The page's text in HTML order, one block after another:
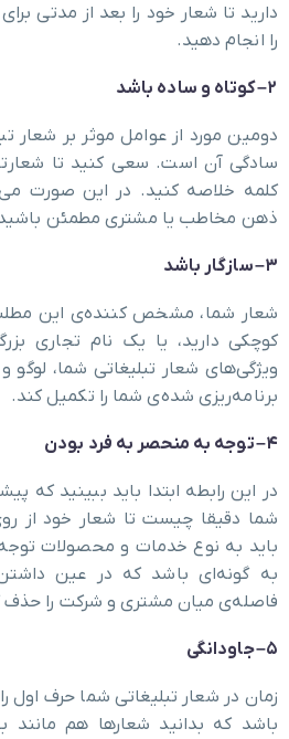
دارید تا شعار خود را بعد از مدتی
را انجام دهید.
۲–کوتاه و ساده باشد
دومین مورد از عوامل موثر بر شعار
کلمه خلاصه کنید. در این صورت
ذهن مخاطب یا مشتری مطمئن
۳–سازگار باشد
شعار شما، مشخص کننده‌ی این
کوچکی دارید، یا یک نام تجاری
ویژگی‌های شعار تبلیغاتی شما، لوگو
برنامه‌ریزی‌ شده‌‌ی شما را تکمیل کند.
۴–توجه به منحصر به فرد بودن
در این رابطه ابتدا باید ببینید که
شما دقیقا چیست تا شعار خود از
باید به نوع خدمات و محصولات توجه
به گونه‌ای باشد که در عین
فاصله‌ی میان مشتری و شرکت را حذف
۵–جاودانگی
زمان در شعار تبلیغاتی شما حرف اول
باشد که بدانید شعار‌ها هم مانند